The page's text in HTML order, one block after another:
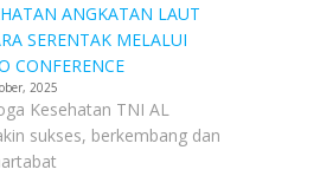
ANGKATAN LAUT
SERENTAK MELALUI
CONFERENCE
2025
Kesehatan TNI AL
sukses, berkembang dan